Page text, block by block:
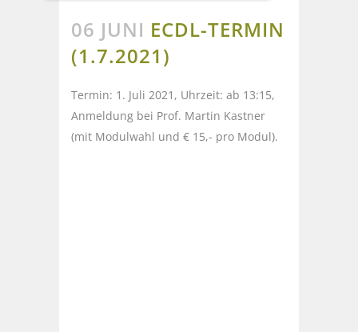
06 JUNI ECDL-TERMIN
(1.7.2021)
Termin: 1. Juli 2021, Uhrzeit: ab 13:15,
Anmeldung bei Prof. Martin Kastner
(mit Modulwahl und € 15,- pro Modul).